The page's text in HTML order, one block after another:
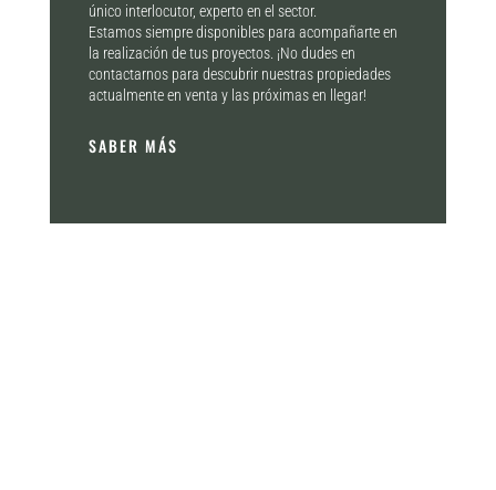
único interlocutor, experto en el sector.
Estamos siempre disponibles para acompañarte en
la realización de tus proyectos. ¡No dudes en
contactarnos para descubrir nuestras propiedades
actualmente en venta y las próximas en llegar!
SABER MÁS